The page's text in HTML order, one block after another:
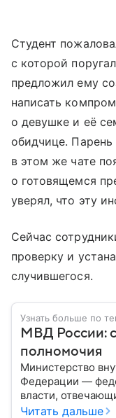
Студент
с которой
предложил ему
написать
о девушке и её
обидчице.
в этом же чате
о готовящемся
уверял, что эту
Сейчас
проверку и
случившегося.
Узнать больше по
МВД России:
полномочия
Министерство
Федерации —
власти,
порядка, борьбу
Читать дальше